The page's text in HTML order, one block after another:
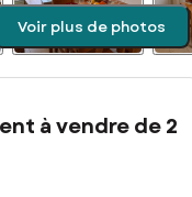
Voir plus de photos
à vendre de 2